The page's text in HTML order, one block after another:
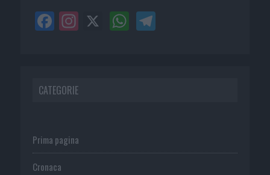
CATEGORIE
Prima pagina
Cronaca